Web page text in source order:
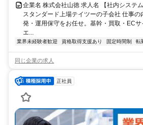
企業名 株式会社山徳 求人名 【社内システ
スタンダード上場テイツーの子会社 仕事の
発・運用保守をお任せ。基幹・買取・EC
エ...
業界未経験者歓迎 資格取得支援あり 固定時間制 転
同じ企業の求人
正社員